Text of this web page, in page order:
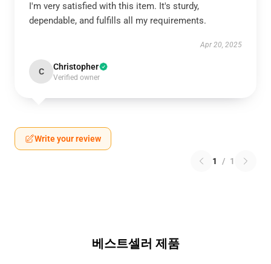
I'm very satisfied with this item. It's sturdy,
dependable, and fulfills all my requirements.
Apr 20, 2025
C Christopher
Verified owner
Write your review
1 / 1
베스트셀러 제품